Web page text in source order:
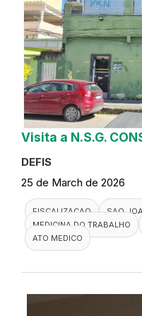
Visita a N.S.G.
DEFIS
25 de March de 2026
FISCALIZACAO
SAO
MEDICINA DO TRABALHO
ATO MEDICO